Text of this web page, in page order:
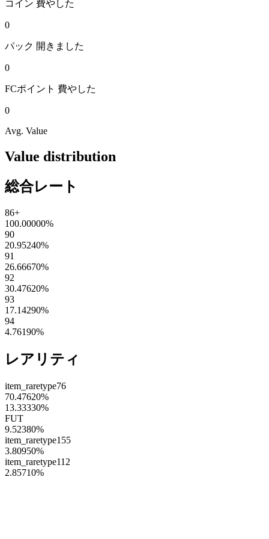
コイン 費やした
0
パック 開きました
0
FCポイント 費やした
0
Avg. Value
Value distribution
総合レート
86+
100.00000%
90
20.95240%
91
26.66670%
92
30.47620%
93
17.14290%
94
4.76190%
レアリティ
item_raretype76
70.47620%
13.33330%
FUT
9.52380%
item_raretype155
3.80950%
item_raretype112
2.85710%